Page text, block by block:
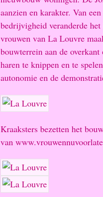
aanzien en karakter. Van
bedrijvigheid veranderde
vrouwen van La Louvre
bouwterrein aan de
haren te knippen en te
autonomie en de
Kraaksters bezetten het
van